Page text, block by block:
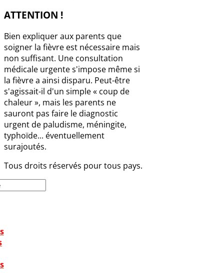
ATTENTION !
Bien expliquer aux parents que
soigner la fièvre est nécessaire mais
non suffisant. Une consultation
médicale urgente s'impose même si
la fièvre a ainsi disparu. Peut-être
s'agissait-il d'un simple « coup de
chaleur », mais les parents ne
sauront pas faire le diagnostic
urgent de paludisme, méningite,
typhoïde... éventuellement
surajoutés.
Tous droits réservés pour tous pays.